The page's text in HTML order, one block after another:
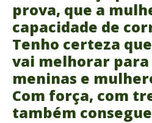
prova, que a
capacidade de
Tenho certeza
vai melhorar para
meninas e
Com força, com
também